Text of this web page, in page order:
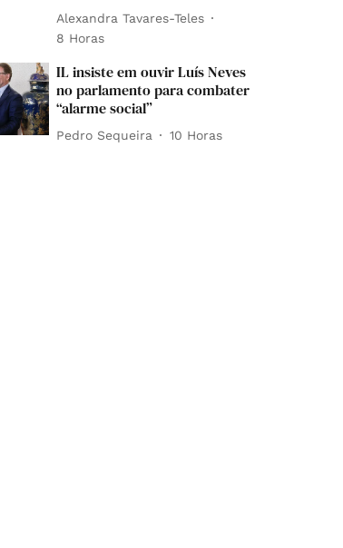
Alexandra Tavares-Teles
8 Horas
IL insiste em ouvir Luís Neves
no parlamento para combater
“alarme social”
Pedro Sequeira 10 Horas